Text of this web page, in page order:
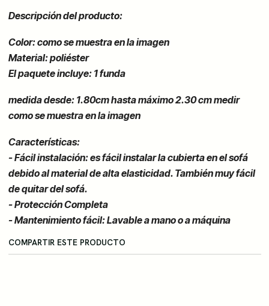
Descripción del producto:
Color: como se muestra en la imagen
Material: poliéster
El paquete incluye: 1 funda
medida desde: 1.80cm hastamáximo2.30 cm medir
como se muestra en la imagen
Características:
- Fácil instalación: es fácil instalar la cubierta en el sofá
debido al material de alta elasticidad. También muy fácil
de quitar del sofá.
- Protección Completa
- Mantenimiento fácil: Lavable a mano o a máquina
COMPARTIR ESTE PRODUCTO